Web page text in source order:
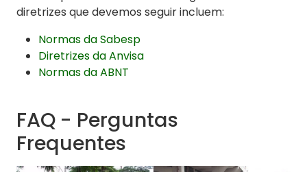
diretrizes que devemos seguir incluem:
Normas da Sabesp
Diretrizes da Anvisa
Normas da ABNT
FAQ - Perguntas
Frequentes